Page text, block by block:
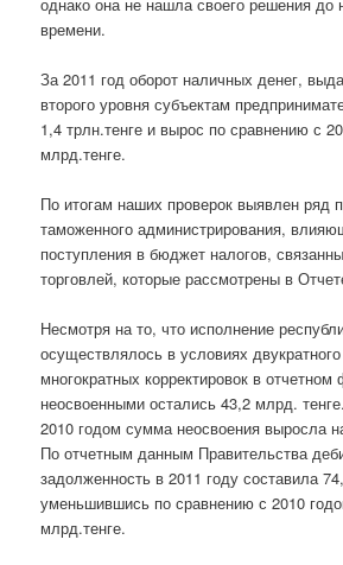
времени.
За 2011 год оборот наличных денег,
второго уровня субъектам
1,4 трлн.тенге и вырос по сравнению с
млрд.тенге.
По итогам наших проверок выявлен ряд
таможенного администрирования,
поступления в бюджет налогов,
торговлей, которые рассмотрены в
Несмотря на то, что исполнение
осуществлялось в условиях
многократных корректировок в
неосвоенными остались 43,2 млрд.
2010 годом сумма неосвоения выросла
По отчетным данным Правительства
задолженность в 2011 году составила
уменьшившись по сравнению с 2010
млрд.тенге.